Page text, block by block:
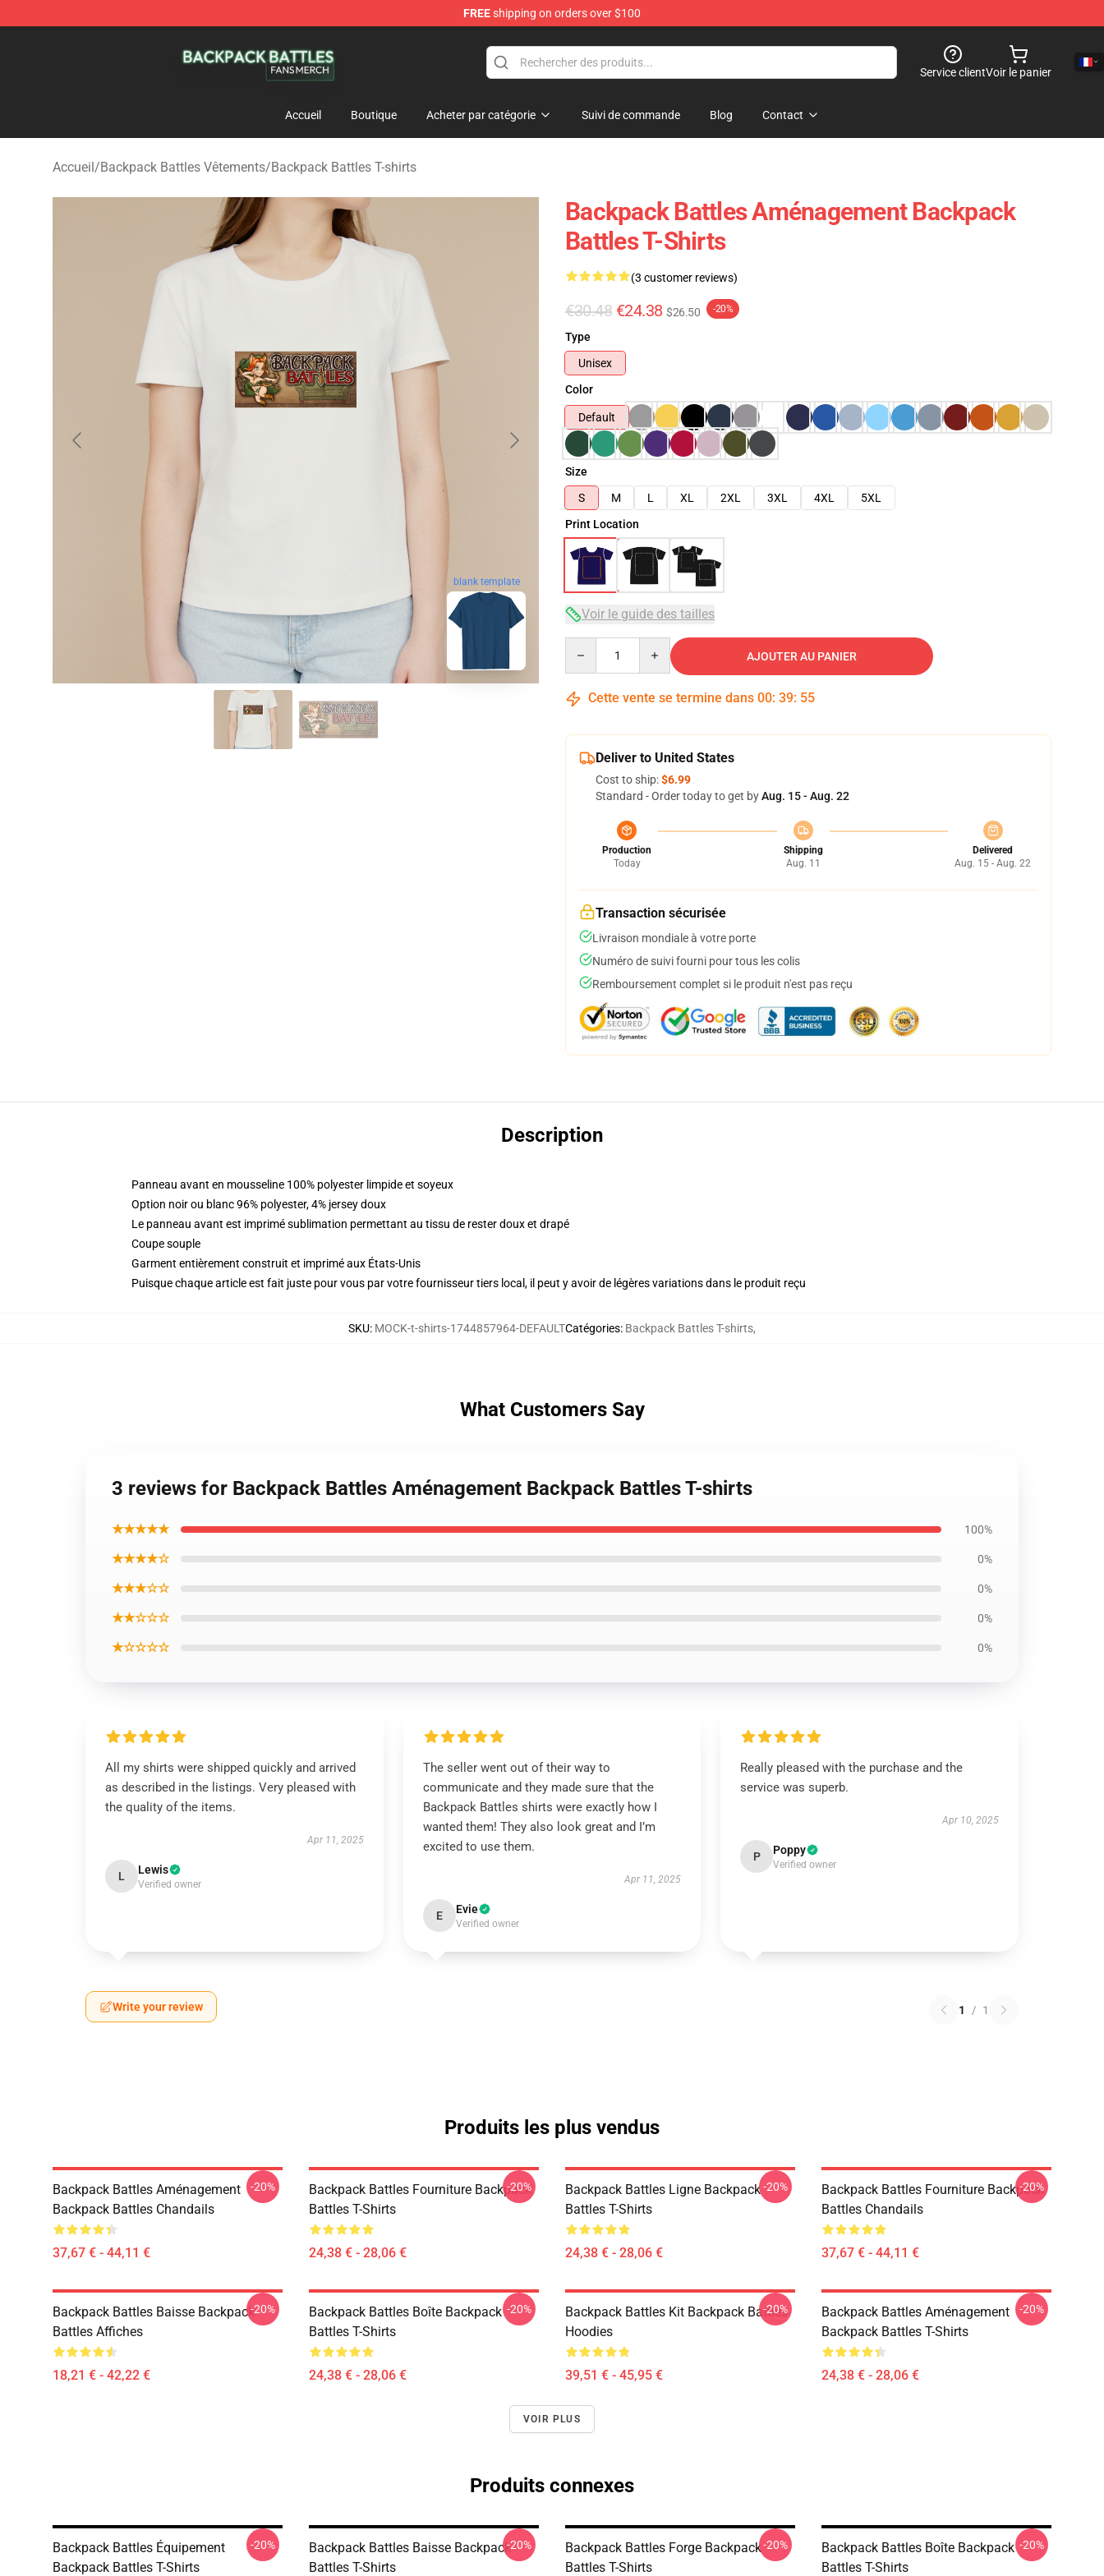
FREEshipping on orders over $100
Service clientVoir le panier
Accueil Boutique Acheter par catégorie Suivi de commande Blog Contact
Accueil/Backpack Battles Vêtements/Backpack Battles T-shirts
blank template
Backpack Battles Aménagement Backpack
Battles T-Shirts
(3 customer reviews)
€30.48 €24.38 $26.50 -20%
Type
Unisex
Color
Default
Size
S
M L XL 2XL 3XL 4XL
5XL
Print Location
Voir le guide des tailles
AJOUTER AU PANIER
Cette vente se termine dans 00: 39: 53
Deliver to United States
Cost to ship:$6.99
Standard - Order today to get byAug. 15 - Aug. 22
Production
Today
Shipping
Aug. 11
Delivered
Aug. 15 - Aug. 22
Transaction sécurisée
Livraison mondiale à votre porte
Numéro de suivi fourni pour tous les colis
Remboursement complet si le produit n'est pas reçu
Description
Panneau avant en mousseline 100% polyester limpide et soyeux
Option noir ou blanc 96% polyester, 4% jersey doux
Le panneau avant est imprimé sublimation permettant au tissu de rester doux et drapé
Coupe souple
Garment entièrement construit et imprimé aux États-Unis
Puisque chaque article est fait juste pour vous par votre fournisseur tiers local, il peut y avoir de légères variations dans le produit reçu
SKU: MOCK-t-shirts-1744857964-DEFAULTCatégories: Backpack Battles T-shirts,
What Customers Say
3 reviews for Backpack Battles Aménagement Backpack Battles T-shirts
★★★★★ 100%
★★★★☆ 0%
★★★☆☆ 0%
★★☆☆☆ 0%
★☆☆☆☆ 0%
All my shirts were shipped quickly and arrived
as described in the listings. Very pleased with
the quality of the items.
Apr 11, 2025
L Lewis
Verified owner
The seller went out of their way to
communicate and they made sure that the
Backpack Battles shirts were exactly how I
wanted them! They also look great and I’m
excited to use them.
Apr 11, 2025
E Evie
Verified owner
Really pleased with the purchase and the
service was superb.
Apr 10, 2025
P Poppy
Verified owner
Write your review 1 / 1
Produits les plus vendus
Backpack Battles Aménagement
Backpack Battles Chandails
37,67 € - 44,11 €
-20%
Backpack Battles Fourniture Backpack
Battles T-Shirts
24,38 € - 28,06 €
-20%
Backpack Battles Ligne Backpack
Battles T-Shirts
24,38 € - 28,06 €
-20%
Backpack Battles Fourniture Backpack
Battles Chandails
37,67 € - 44,11 €
-20%
Backpack Battles Baisse Backpack
Battles Affiches
18,21 € - 42,22 €
-20%
Backpack Battles Boîte Backpack
Battles T-Shirts
24,38 € - 28,06 €
-20%
Backpack Battles Kit Backpack Battles
Hoodies
39,51 € - 45,95 €
-20%
Backpack Battles Aménagement
Backpack Battles T-Shirts
24,38 € - 28,06 €
-20%
VOIR PLUS
Produits connexes
Backpack Battles Équipement
Backpack Battles T-Shirts
-20%
Backpack Battles Baisse Backpack
Battles T-Shirts
-20%
Backpack Battles Forge Backpack
Battles T-Shirts
-20%
Backpack Battles Boîte Backpack
Battles T-Shirts
-20%